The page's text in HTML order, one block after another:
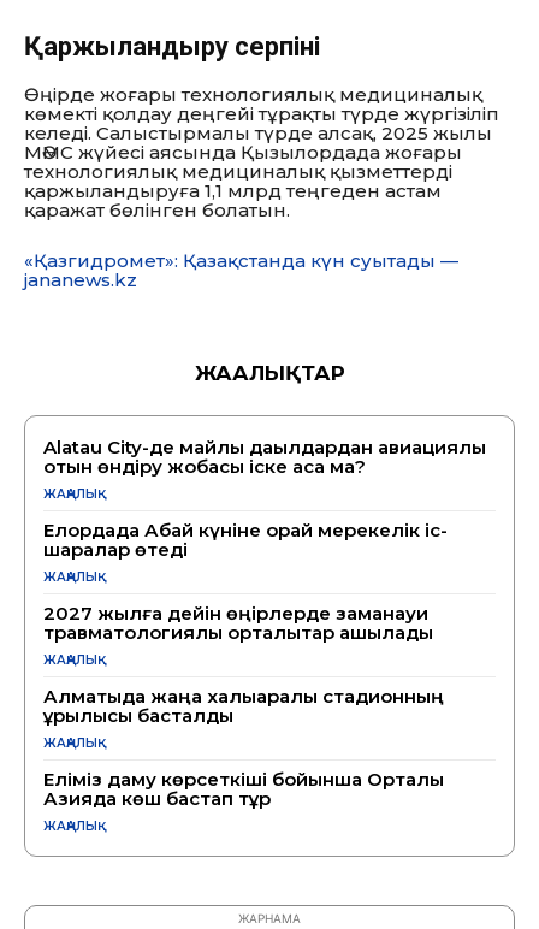
Қаржыландыру серпіні
Өңірде жоғары технологиялық медициналық
көмекті қолдау деңгейі тұрақты түрде жүргізіліп
келеді. Салыстырмалы түрде алсақ, 2025 жылы
МӘМС жүйесі аясында Қызылордада жоғары
технологиялық медициналық қызметтерді
қаржыландыруға 1,1 млрд теңгеден астам
қаражат бөлінген болатын.
«Қазгидромет»: Қазақстанда күн суытады —
jananews.kz
ЖАҢАЛЫҚТАР
Alatau City-де майлы дақылдардан авиациялық
отын өндіру жобасы іске аса ма?
ЖАҢАЛЫҚ
Елордада Абай күніне орай мерекелік іс-
шаралар өтеді
ЖАҢАЛЫҚ
2027 жылға дейін өңірлерде заманауи
травматологиялық орталықтар ашылады
ЖАҢАЛЫҚ
Алматыда жаңа халықаралық стадионның
құрылысы басталды
ЖАҢАЛЫҚ
Еліміз даму көрсеткіші бойынша Орталық
Азияда көш бастап тұр
ЖАҢАЛЫҚ
ЖАРНАМА